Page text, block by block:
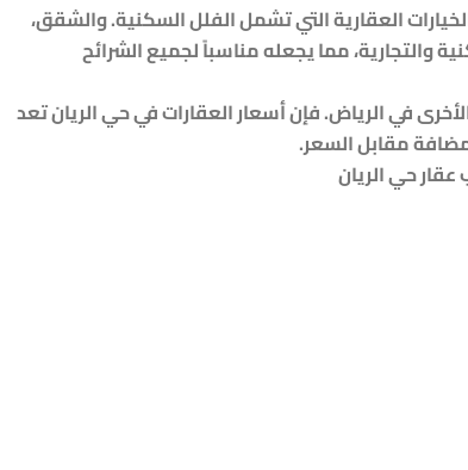
العقارية التي تشمل الفلل السكنية. والشقق،
والتجارية، مما يجعله مناسباً لجميع الشرائح
في الرياض. فإن أسعار العقارات في حي الريان تعد
مقابل السعر.